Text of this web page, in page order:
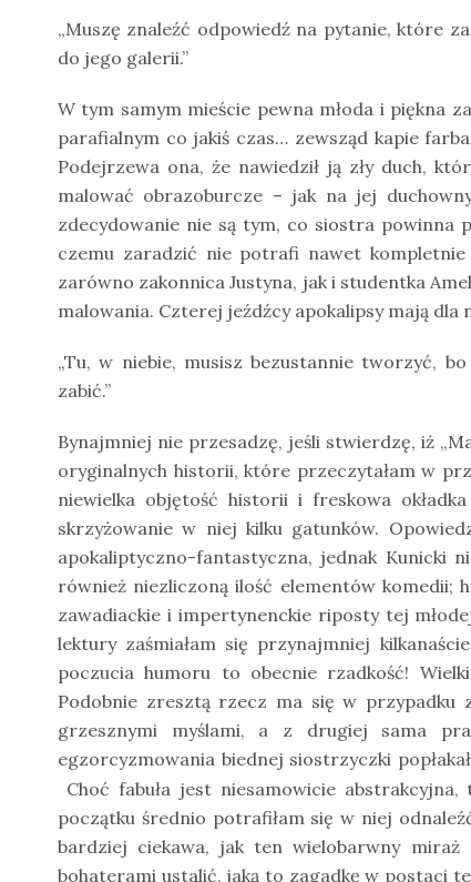
„Muszę znaleźć odpowiedź na pytanie, które
do jego galerii.”
W tym samym mieście pewna młoda i piękna
parafialnym co jakiś czas… zewsząd kapie
Podejrzewa ona, że nawiedził ją zły duch,
malować obrazoburcze – jak na jej
zdecydowanie nie są tym, co siostra powinna
czemu zaradzić nie potrafi nawet
zarówno zakonnica Justyna, jak i studentka
malowania. Czterej jeźdźcy apokalipsy mają
„Tu, w niebie, musisz bezustannie tworzyć,
zabić.”
Bynajmniej nie przesadzę, jeśli stwierdzę, iż
oryginalnych historii, które przeczytałam w
niewielka objętość historii i freskowa
skrzyżowanie w niej kilku gatunków.
apokaliptyczno-fantastyczna, jednak Kunicki
również niezliczoną ilość elementów komedii;
zawadiackie i impertynenckie riposty tej
lektury zaśmiałam się przynajmniej
poczucia humoru to obecnie rzadkość!
Podobnie zresztą rzecz ma się w
grzesznymi myślami, a z drugiej sama
egzorcyzmowania biednej siostrzyczki
Choć fabuła jest niesamowicie
początku średnio potrafiłam się w niej
bardziej ciekawa, jak ten wielobarwny miraż
bohaterami ustalić, jaką to zagadkę w postaci